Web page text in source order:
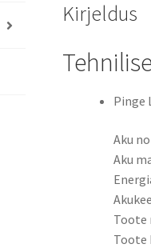
Kirjeldus
Pinge
Aku
Aku
Toote
Toote